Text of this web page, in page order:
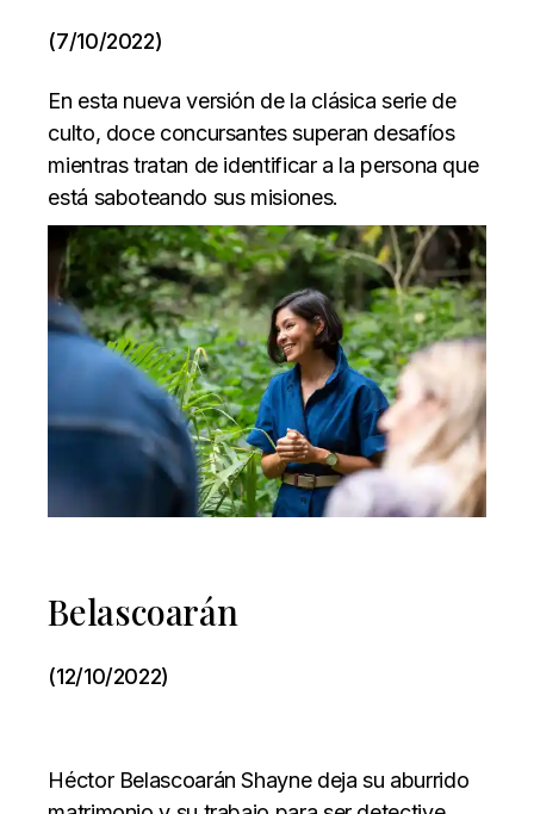
(7/10/2022)
En esta nueva versión de la clásica serie de
culto, doce concursantes superan desafíos
mientras tratan de identificar a la persona que
está saboteando sus misiones.
Belascoarán
(12/10/2022)
Héctor Belascoarán Shayne deja su aburrido